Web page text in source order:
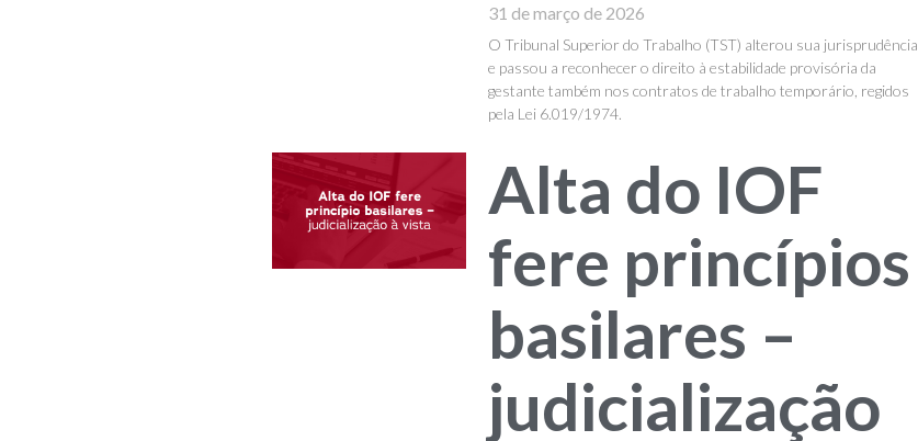
31 de março de 2026
O Tribunal Superior do Trabalho (TST) alterou sua jurisprudência
e passou a reconhecer o direito à estabilidade provisória da
gestante também nos contratos de trabalho temporário, regidos
pela Lei 6.019/1974.
Alta do IOF
fere princípios
basilares –
judicialização